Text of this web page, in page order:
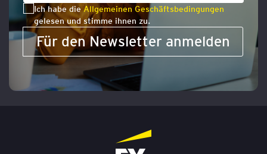
Ich habe dieAllgemeinen Geschäftsbedingungen
gelesen und stimme ihnen zu.
Für den Newsletter anmelden